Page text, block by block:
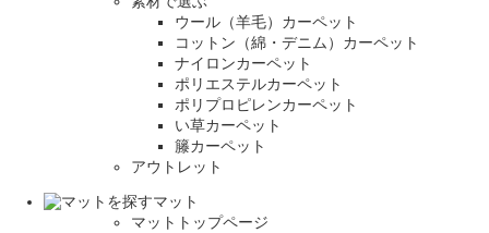
ウール（羊毛）カーペット
コットン（綿・デニム）カーペット
ナイロンカーペット
ポリエステルカーペット
ポリプロピレンカーペット
い草カーペット
籐カーペット
アウトレット
マット
マットトップページ